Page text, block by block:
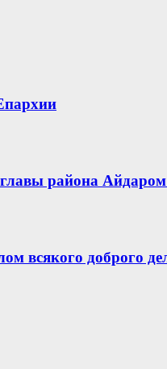
главы района
всякого доброго